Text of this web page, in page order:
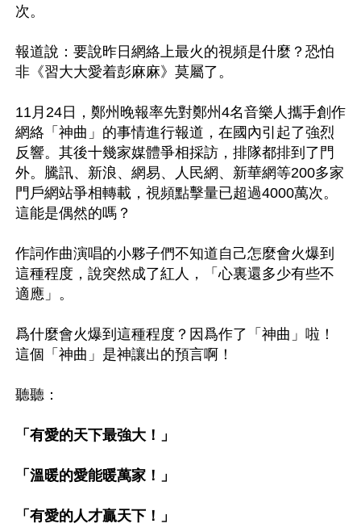
次。
報道說：要說昨日網絡上最火的視頻是什麼？恐怕
非《習大大愛着彭麻麻》莫屬了。
11月24日，鄭州晚報率先對鄭州4名音樂人攜手創作
網絡「神曲」的事情進行報道，在國內引起了強烈
反響。其後十幾家媒體爭相採訪，排隊都排到了門
外。騰訊、新浪、網易、人民網、新華網等200多家
門戶網站爭相轉載，視頻點擊量已超過4000萬次。
這能是偶然的嗎？
作詞作曲演唱的小夥子們不知道自己怎麼會火爆到
這種程度，說突然成了紅人，「心裏還多少有些不
適應」。
爲什麼會火爆到這種程度？因爲作了「神曲」啦！
這個「神曲」是神讓出的預言啊！
聽聽：
「有愛的天下最強大！」
「溫暖的愛能暖萬家！」
「有愛的人才贏天下！」